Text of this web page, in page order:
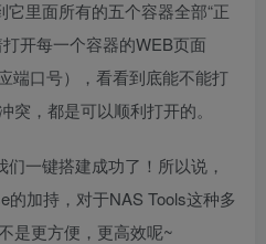
它里面所有的五个容器全部“正
开每一个容器的WEB页面
端口号），看看到底能不能打
突，都是可以顺利打开的。
一键搭建成功了！所以说，
加持，对于NAS Tools这种多
是更方便，更高效呢~